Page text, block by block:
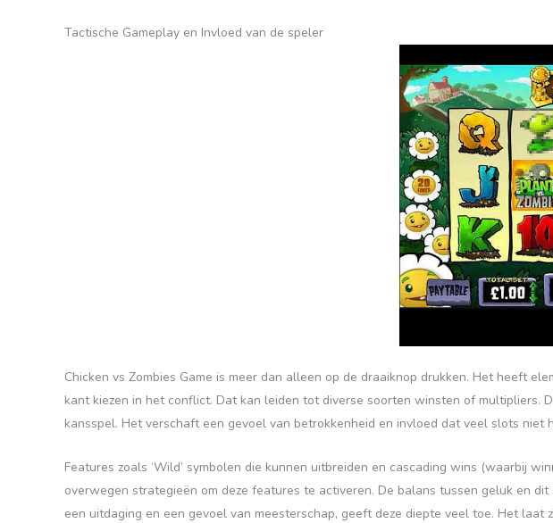
Tactische Gameplay en Invloed van de speler
Chicken vs Zombies Game is meer dan alleen op de draaiknop drukken. Het heeft
kant kiezen in het conflict. Dat kan leiden tot diverse soorten winsten of
kansspel. Het verschaft een gevoel van betrokkenheid en invloed dat veel slots niet
Features zoals ‘Wild’ symbolen die kunnen uitbreiden en cascading wins (waarbij
overwegen strategieën om deze features te activeren. De balans tussen geluk en
een uitdaging en een gevoel van meesterschap, geeft deze diepte veel toe. Het